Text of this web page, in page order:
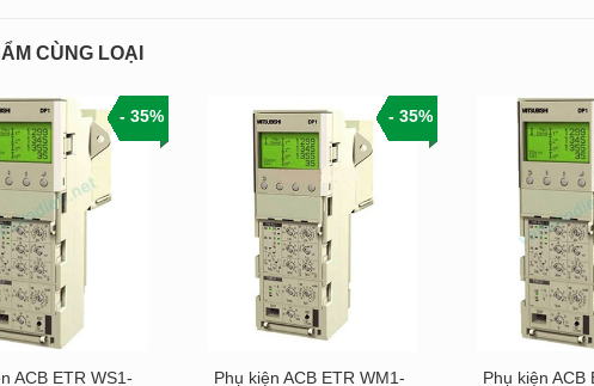
CÙNG LOẠI
Xem chi tiết
ACB ETR WS1-
- 35%
Xem chi tiết
Phụ kiện ACB ETR WM1-
- 35%
Phụ kiện ACB